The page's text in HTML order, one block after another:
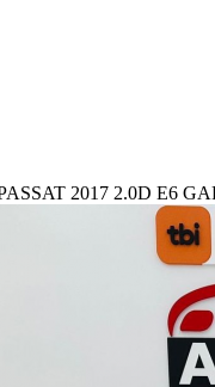
2017 2.0D E6